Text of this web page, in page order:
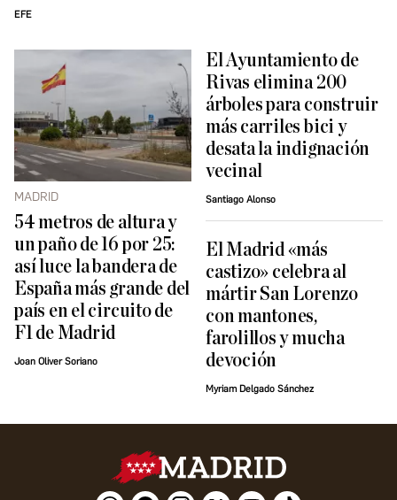
EFE
MADRID
54 metros de altura y
un paño de 16 por 25:
así luce la bandera de
España más grande del
país en el circuito de
F1 de Madrid
Joan Oliver Soriano
El Ayuntamiento de
Rivas elimina 200
árboles para construir
más carriles bici y
desata la indignación
vecinal
Santiago Alonso
El Madrid «más
castizo» celebra al
mártir San Lorenzo
con mantones,
farolillos y mucha
devoción
Myriam Delgado Sánchez